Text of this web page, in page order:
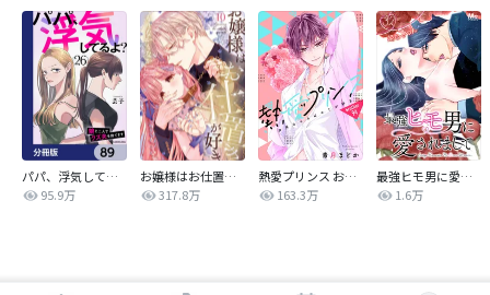
パパ、浮気してるよ？娘と二人でクズ夫を捨てます【分冊版】
95.9万
お嬢様はお仕置きが好き
317.8万
熱愛プリンス お兄ちゃんはキミが好き
163.3万
最強ヒモ男に愛されまして
1.6万